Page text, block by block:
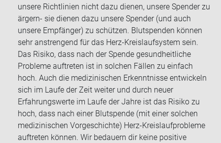
unsere Richtlinien nicht dazu dienen, unsere Spender zu
ärgern- sie dienen dazu unsere Spender (und auch
unsere Empfänger) zu schützen. Blutspenden können
sehr anstrengend für das Herz-Kreislaufsystem sein.
Das Risiko, dass nach der Spende gesundheitliche
Probleme auftreten ist in solchen Fällen zu einfach
hoch. Auch die medizinischen Erkenntnisse entwickeln
sich im Laufe der Zeit weiter und durch neuer
Erfahrungswerte im Laufe der Jahre ist das Risiko zu
hoch, dass nach einer Blutspende (mit einer solchen
medizinischen Vorgeschichte) Herz-Kreislaufprobleme
auftreten können. Wir bedauern dir keine positive